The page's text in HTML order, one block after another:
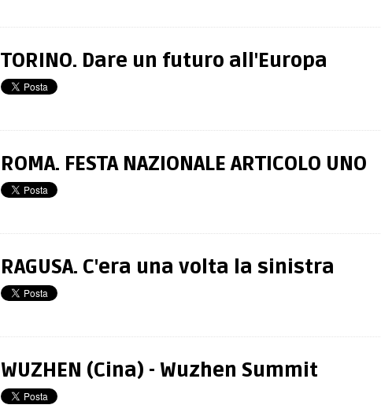
TORINO. Dare un futuro all'Europa
ROMA. FESTA NAZIONALE ARTICOLO UNO
RAGUSA. C'era una volta la sinistra
WUZHEN (Cina) - Wuzhen Summit